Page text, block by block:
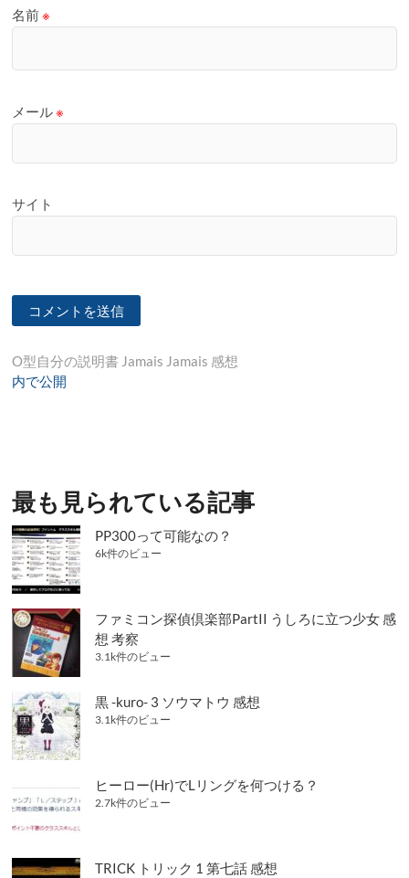
名前※
メール※
サイト
投
稿
ー
シ
ョ
ン
O型自分の説明書 Jamais Jamais 感想
内で公開
最も見られている記事
PP300って可能なの？
6k件のビュー
ファミコン探偵倶楽部PartII うしろに立つ少女 感
想 考察
3.1k件のビュー
黒 -kuro- 3 ソウマトウ 感想
3.1k件のビュー
ヒーロー(Hr)でLリングを何つける？
2.7k件のビュー
TRICK トリック 1 第七話 感想